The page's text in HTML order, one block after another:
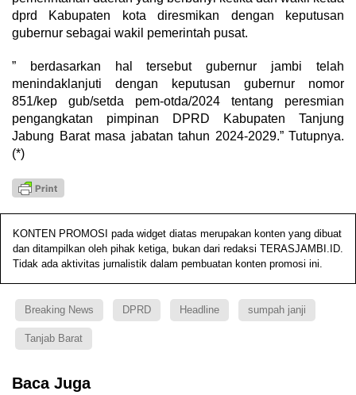
dprd Kabupaten kota diresmikan dengan keputusan
gubernur sebagai wakil pemerintah pusat.
” berdasarkan hal tersebut gubernur jambi telah
menindaklanjuti dengan keputusan gubernur nomor
851/kep gub/setda pem-otda/2024 tentang peresmian
pengangkatan pimpinan DPRD Kabupaten Tanjung
Jabung Barat masa jabatan tahun 2024-2029.” Tutupnya.
(*)
KONTEN PROMOSI pada widget diatas merupakan konten yang dibuat
dan ditampilkan oleh pihak ketiga, bukan dari redaksi TERASJAMBI.ID.
Tidak ada aktivitas jurnalistik dalam pembuatan konten promosi ini.
Breaking News DPRD Headline sumpah janji
Tanjab Barat
Baca Juga